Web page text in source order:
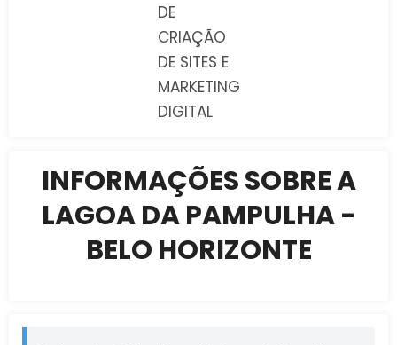
DE
CRIAÇÃO
DE SITES E
MARKETING
DIGITAL
INFORMAÇÕES SOBRE A
LAGOA DA PAMPULHA -
BELO HORIZONTE